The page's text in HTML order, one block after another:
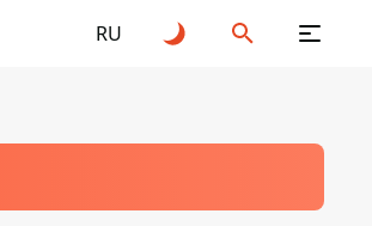
RU